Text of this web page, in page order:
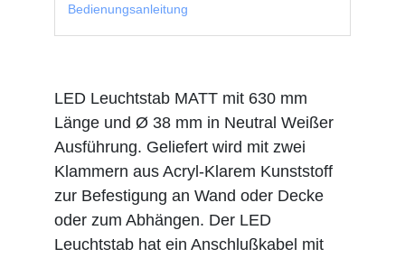
Bedienungsanleitung
LED Leuchtstab MATT mit 630 mm
Länge und Ø 38 mm in Neutral Weißer
Ausführung. Geliefert wird mit zwei
Klammern aus Acryl-Klarem Kunststoff
zur Befestigung an Wand oder Decke
oder zum Abhängen. Der LED
Leuchtstab hat ein Anschlußkabel mit